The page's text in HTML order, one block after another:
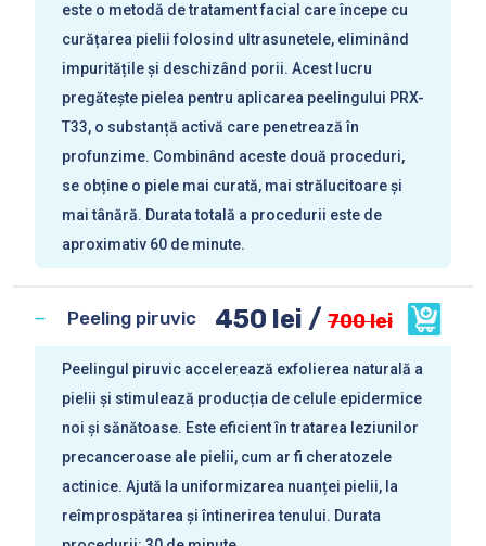
este o metodă de tratament facial care începe cu
curățarea pielii folosind ultrasunetele, eliminând
impuritățile și deschizând porii. Acest lucru
pregătește pielea pentru aplicarea peelingului PRX-
T33, o substanță activă care penetrează în
profunzime. Combinând aceste două proceduri,
se obține o piele mai curată, mai strălucitoare și
mai tânără. Durata totală a procedurii este de
aproximativ 60 de minute.
Peeling piruvic 450 lei / 700 lei
Peelingul piruvic accelerează exfolierea naturală a
pielii și stimulează producția de celule epidermice
noi și sănătoase. Este eficient în tratarea leziunilor
precanceroase ale pielii, cum ar fi cheratozele
actinice. Ajută la uniformizarea nuanței pielii, la
reîmprospătarea și întinerirea tenului. Durata